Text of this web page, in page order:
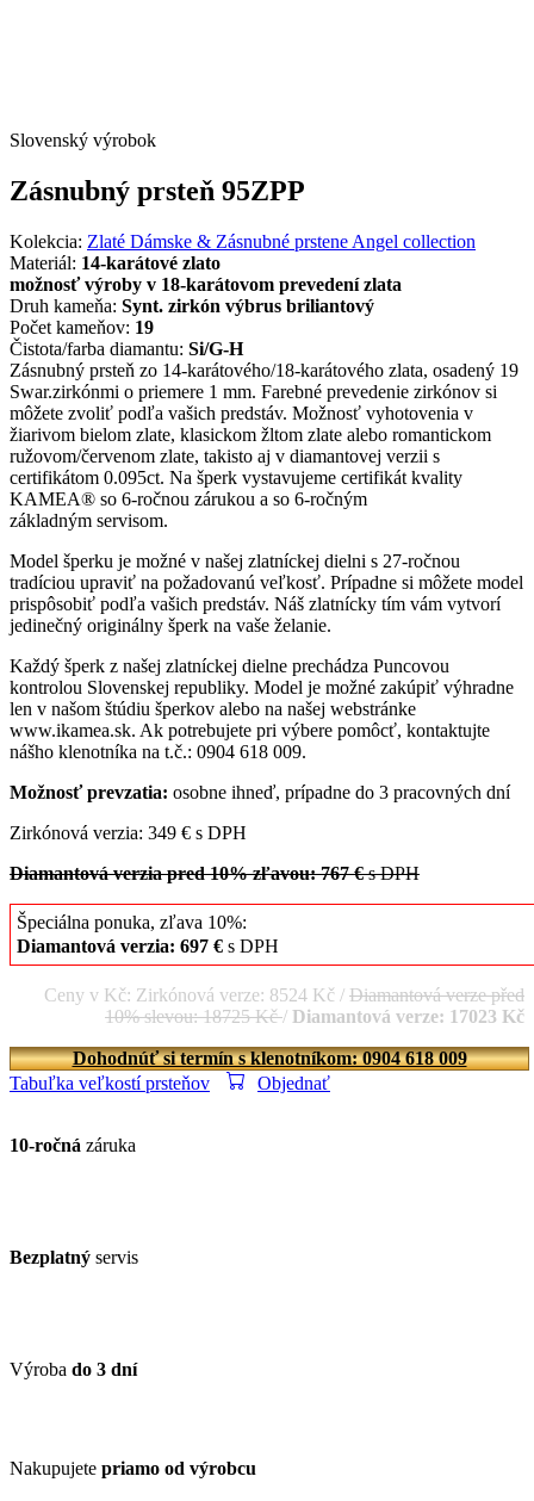
Slovenský výrobok
Zásnubný prsteň 95ZPP
Kolekcia: Zlaté Dámske & Zásnubné prstene Angel collection
Materiál: 14-karátové zlato
možnosť výroby v 18-karátovom prevedení zlata
Druh kameňa: Synt. zirkón výbrus briliantový
Počet kameňov: 19
Čistota/farba diamantu: Si/G-H
Zásnubný prsteň zo 14-karátového/18-karátového zlata, osadený 19
Swar.zirkónmi o priemere 1 mm. Farebné prevedenie zirkónov si
môžete zvoliť podľa vašich predstáv. Možnosť vyhotovenia v
žiarivom bielom zlate, klasickom žltom zlate alebo romantickom
ružovom/červenom zlate, takisto aj v diamantovej verzii s
certifikátom 0.095ct. Na šperk vystavujeme certifikát kvality
KAMEA® so 6-ročnou zárukou a so 6-ročným
základným servisom.
Model šperku je možné v našej zlatníckej dielni s 27-ročnou
tradíciou upraviť na požadovanú veľkosť. Prípadne si môžete model
prispôsobiť podľa vašich predstáv. Náš zlatnícky tím vám vytvorí
jedinečný originálny šperk na vaše želanie.
Každý šperk z našej zlatníckej dielne prechádza Puncovou
kontrolou Slovenskej republiky. Model je možné zakúpiť výhradne
len v našom štúdiu šperkov alebo na našej webstránke
www.ikamea.sk. Ak potrebujete pri výbere pomôcť, kontaktujte
nášho klenotníka na t.č.: 0904 618 009.
Možnosť prevzatia: osobne ihneď, prípadne do 3 pracovných dní
Zirkónová verzia: 349 € s DPH
Diamantová verzia pred 10% zľavou: 767 €s DPH
Špeciálna ponuka, zľava 10%:
Diamantová verzia: 697 € s DPH
Ceny v Kč: Zirkónová verze: 8524 Kč / Diamantová verze před
10% slevou: 18725 Kč/ Diamantová verze: 17023 Kč
Dohodnúť si termín s klenotníkom: 0904 618 009
Tabuľka veľkostí prsteňov
Objednať
10-ročná záruka
Bezplatný servis
Výroba do 3 dní
Nakupujete priamo od výrobcu